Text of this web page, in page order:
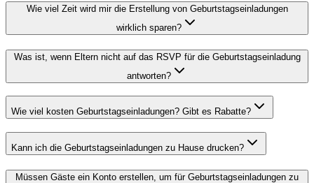
Wie viel Zeit wird mir die Erstellung von Geburtstagseinladungen
wirklich sparen?
Was ist, wenn Eltern nicht auf das RSVP für die Geburtstagseinladung
antworten?
Wie viel kosten Geburtstagseinladungen? Gibt es Rabatte?
Kann ich die Geburtstagseinladungen zu Hause drucken?
Müssen Gäste ein Konto erstellen, um für Geburtstagseinladungen zu